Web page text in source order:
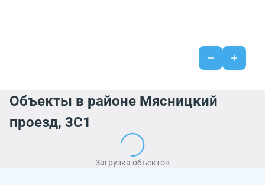
Объекты в районе Мясницкий
проезд, 3С1
Загрузка объектов